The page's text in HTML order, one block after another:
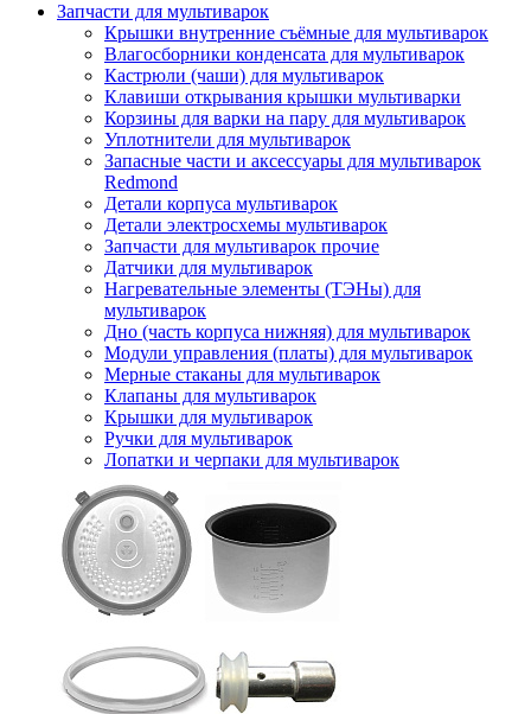
Запчасти для мультиварок
Крышки внутренние съёмные для мультиварок
Влагосборники конденсата для мультиварок
Кастрюли (чаши) для мультиварок
Клавиши открывания крышки мультиварки
Корзины для варки на пару для мультиварок
Уплотнители для мультиварок
Запасные части и аксессуары для мультиварок
Redmond
Детали корпуса мультиварок
Детали электросхемы мультиварок
Запчасти для мультиварок прочие
Датчики для мультиварок
Нагревательные элементы (ТЭНы) для
мультиварок
Дно (часть корпуса нижняя) для мультиварок
Модули управления (платы) для мультиварок
Мерные стаканы для мультиварок
Клапаны для мультиварок
Крышки для мультиварок
Ручки для мультиварок
Лопатки и черпаки для мультиварок